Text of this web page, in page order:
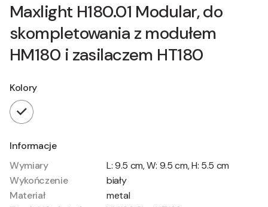
Maxlight H180.01 Modular, do
skompletowania z modułem
HM180 i zasilaczem HT180
Kolory
Informacje
Wymiary
L: 9.5 cm, W: 9.5 cm, H: 5.5 cm
Wykończenie
biały
Materiał
metal